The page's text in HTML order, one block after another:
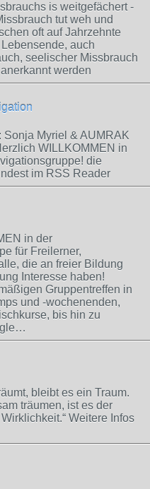
is weitgefächert -
tut weh und
oft auf Jahrzehnte
auch
seelischer Missbrauch
werden
Myriel & AUMRAK
WILLKOMMEN in
die
im RSS Reader
in der
für Freilerner,
die an freier Bildung
Interesse haben!
Gruppentreffen in
und -wochenenden,
bis hin zu
bleibt es ein Traum.
träumen, ist es der
Weitere Infos